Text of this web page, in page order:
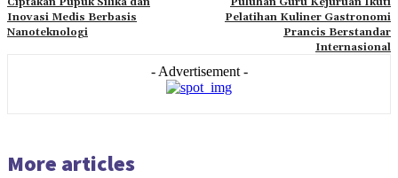
Inovasi Medis Berbasis
Nanoteknologi
Pelatihan Kuliner Gastronomi
Prancis Berstandar
Internasional
- Advertisement -
More articles